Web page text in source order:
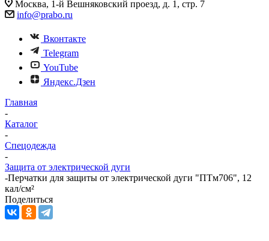
Москва, 1-й Вешняковский проезд, д. 1, стр. 7
info@prabo.ru
Вконтакте
Telegram
YouTube
Яндекс.Дзен
Главная
-
Каталог
-
Спецодежда
-
Защита от электрической дуги
-Перчатки для защиты от электрической дуги "ПТм706", 12
кал/см²
Поделиться